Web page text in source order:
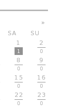
»
SA
SU
1
1
2
0
8
0
9
0
15
0
16
0
22
0
23
0